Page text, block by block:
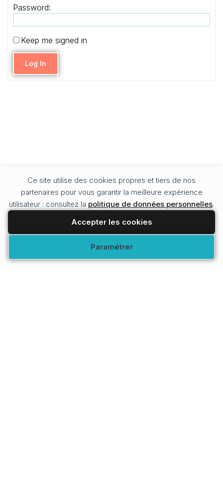
Ce site utilise des cookies propres et tiers de nos
partenaires pour vous garantir la meilleure expérience
utilisateur : consultez la politique de données personnelles.
Accepter les cookies
Paramétrer
Modifier vos préférences
Password:
Keep me signed in
Log In